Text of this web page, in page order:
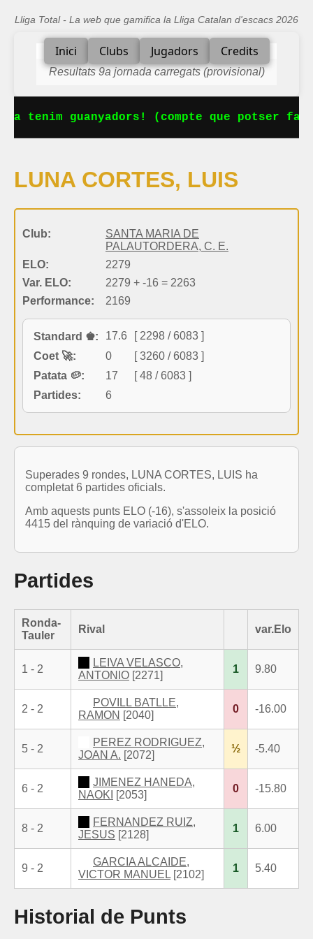
Lliga Total - La web que gamifica la Lliga Catalan d'escacs 2026
Inici Clubs Jugadors Credits
Resultats 9a jornada carregats (provisional)
tenim guanyadors! (compte que potser
LUNA CORTES, LUIS
Club:
SANTA MARIA DE
PALAUTORDERA, C. E.
ELO:
2279
Var. ELO:
2279 + -16 = 2263
Performance:
2169
Standard ♚: 17.6
[ 2298 / 6083 ]
Coet 🚀:
0
[ 3260 / 6083 ]
Patata 🥔:
17
[ 48 / 6083 ]
Partides:
6
Superades 9 rondes, LUNA CORTES, LUIS ha
completat 6 partides oficials.
Amb aquests punts ELO (-16), s'assoleix la posició
4415 del rànquing de variació d'ELO.
Partides
Ronda-
Tauler
Rival var.Elo
1 - 2
LEIVA VELASCO,
ANTONIO [2271]
1 9.80
2 - 2
POVILL BATLLE,
RAMON [2040]
0 -16.00
5 - 2
PEREZ RODRIGUEZ,
JOAN A. [2072]
½ -5.40
6 - 2
JIMENEZ HANEDA,
NAOKI
[2053]
0 -15.80
8 - 2
FERNANDEZ RUIZ,
JESUS [2128]
1 6.00
9 - 2
GARCIA ALCAIDE,
VICTOR MANUEL [2102]
1 5.40
Historial de Punts